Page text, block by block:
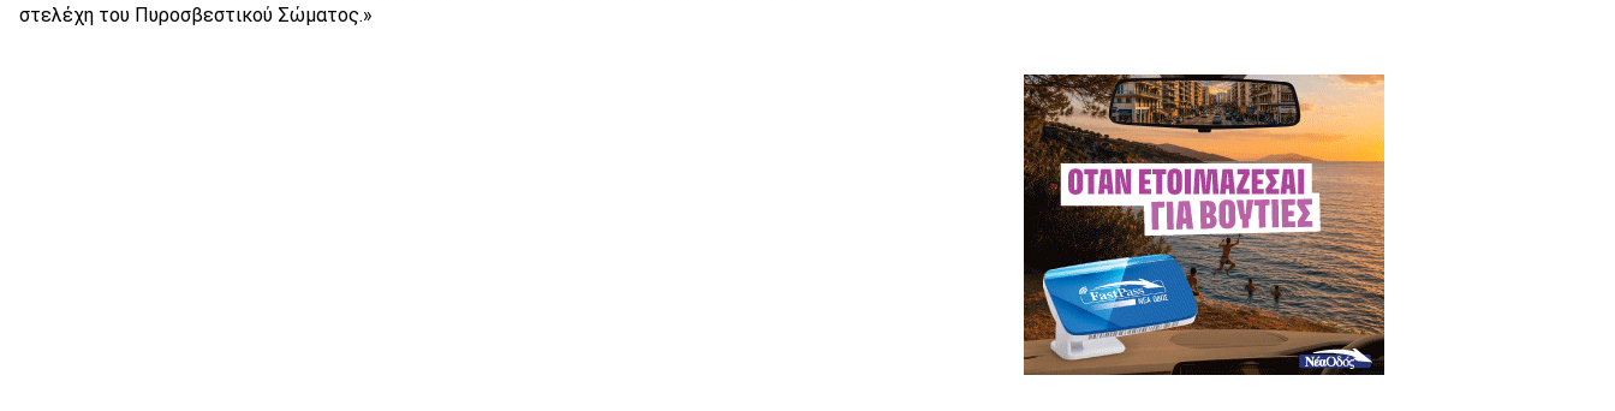
στελέχη του Πυροσβεστικού Σώματος.»